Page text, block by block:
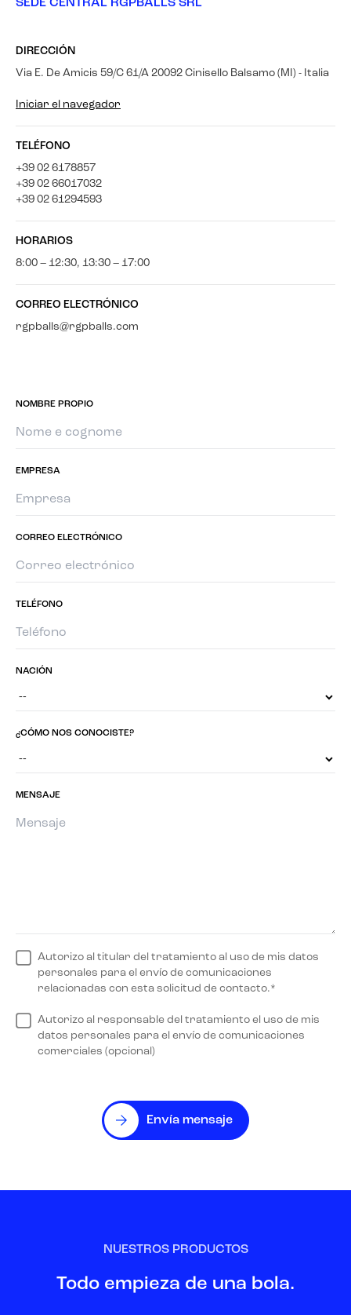
SEDE CENTRAL RGPBALLS SRL
DIRECCIÓN
Via E. De Amicis 59/C 61/A 20092 Cinisello Balsamo (MI) - Italia
Iniciar el navegador
TELÉFONO
+39 02 6178857
+39 02 66017032
+39 02 61294593
HORARIOS
8:00 – 12:30, 13:30 – 17:00
CORREO ELECTRÓNICO
rgpballs@rgpballs.com
NOMBRE PROPIO
EMPRESA
CORREO ELECTRÓNICO
TELÉFONO
NACIÓN
¿CÓMO NOS CONOCISTE?
MENSAJE
Autorizo al titular del tratamiento al uso de mis datos
personales para el envío de comunicaciones
relacionadas con esta solicitud de contacto.*
Autorizo al responsable del tratamiento el uso de mis
datos personales para el envío de comunicaciones
comerciales (opcional)
Envía mensaje
NUESTROS PRODUCTOS
Todo empieza de una bola.